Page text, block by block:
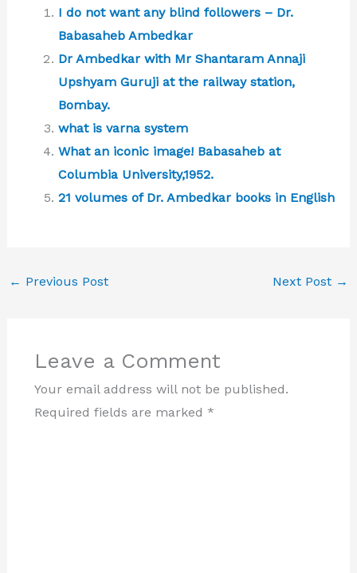
I do not want any blind followers – Dr.
Babasaheb Ambedkar
Dr Ambedkar with Mr Shantaram Annaji
Upshyam Guruji at the railway station,
Bombay.
what is varna system
What an iconic image! Babasaheb at
Columbia University,1952.
21 volumes of Dr. Ambedkar books in English
← Previous Post Next Post →
Leave a Comment
Your email address will not be published.
Required fields are marked *